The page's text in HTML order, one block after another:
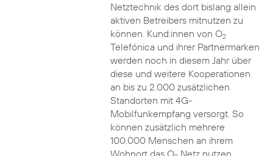
Netztechnik des dort bislang allein
aktiven Betreibers mitnutzen zu
können. Kund:innen von O2
Telefónica und ihrer Partnermarken
werden noch in diesem Jahr über
diese und weitere Kooperationen
an bis zu 2.000 zusätzlichen
Standorten mit 4G-
Mobilfunkempfang versorgt. So
können zusätzlich mehrere
100.000 Menschen an ihrem
Wohnort das O Netz nutzen.